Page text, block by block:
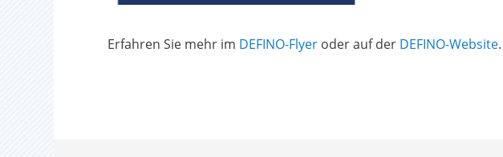
Erfahren Sie mehr im DEFINO-Flyer oder auf der DEFINO-Website.